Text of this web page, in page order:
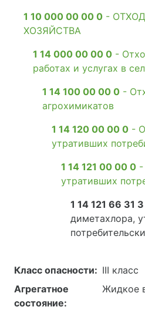
1 10 000 00 00 0 -
ХОЗЯЙСТВА
1 14 000 00 00 0 -
работах и услугах в
1 14 100 00 00 0 -
агрохимикатов
1 14 120 00 00 0 -
утративших
1 14 121 00 00 0 -
утративших
1 14 121 66 31 3
диметахлора,
Класс опасности: III класс
Агрегатное
состояние:
Жидкое